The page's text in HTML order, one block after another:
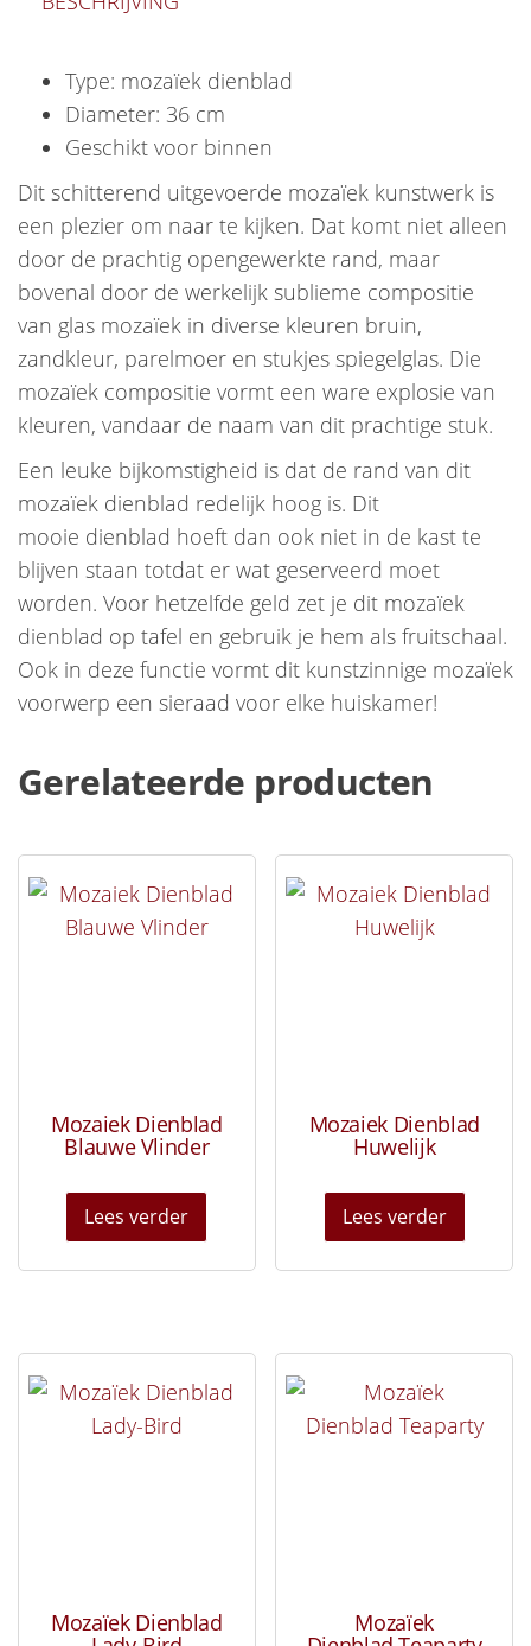
Type: mozaïek dienblad
Diameter: 36 cm
Geschikt voor binnen
Dit schitterend uitgevoerde mozaïek kunstwerk is
een plezier om naar te kijken. Dat komt niet alleen
door de prachtig opengewerkte rand, maar
bovenal door de werkelijk sublieme compositie
van glas mozaïek in diverse kleuren bruin,
zandkleur, parelmoer en stukjes spiegelglas. Die
mozaïek compositie vormt een ware explosie van
kleuren, vandaar de naam van dit prachtige stuk.
Een leuke bijkomstigheid is dat de rand van dit
mozaïek dienblad redelijk hoog is. Dit
mooie dienblad hoeft dan ook niet in de kast te
blijven staan totdat er wat geserveerd moet
worden. Voor hetzelfde geld zet je dit mozaïek
dienblad op tafel en gebruik je hem als fruitschaal.
Ook in deze functie vormt dit kunstzinnige mozaïek
voorwerp een sieraad voor elke huiskamer!
Gerelateerde producten
Mozaiek Dienblad
Blauwe Vlinder
Lees verder
Mozaiek Dienblad
Huwelijk
Lees verder
Mozaïek Dienblad Mozaïek